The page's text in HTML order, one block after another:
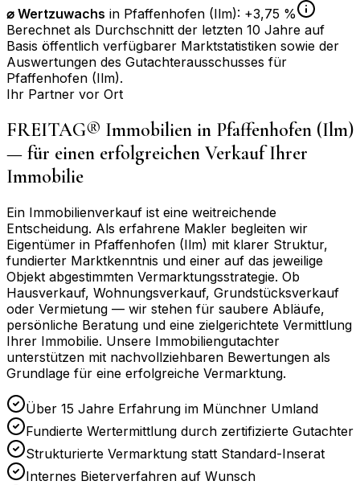
⌀ Wertzuwachs in Pfaffenhofen (Ilm): +3,75 %
Berechnet als Durchschnitt der letzten 10 Jahre auf
Basis öffentlich verfügbarer Marktstatistiken sowie der
Auswertungen des Gutachterausschusses für
Pfaffenhofen (Ilm).
Ihr Partner vor Ort
FREITAG® Immobilien in Pfaffenhofen (Ilm)
— für einen erfolgreichen Verkauf Ihrer
Immobilie
Ein Immobilienverkauf ist eine weitreichende
Entscheidung. Als erfahrene Makler begleiten wir
Eigentümer in Pfaffenhofen (Ilm) mit klarer Struktur,
fundierter Marktkenntnis und einer auf das jeweilige
Objekt abgestimmten Vermarktungsstrategie. Ob
Hausverkauf, Wohnungsverkauf, Grundstücksverkauf
oder Vermietung — wir stehen für saubere Abläufe,
persönliche Beratung und eine zielgerichtete Vermittlung
Ihrer Immobilie. Unsere Immobiliengutachter
unterstützen mit nachvollziehbaren Bewertungen als
Grundlage für eine erfolgreiche Vermarktung.
Über 15 Jahre Erfahrung im Münchner Umland
Fundierte Wertermittlung durch zertifizierte Gutachter
Strukturierte Vermarktung statt Standard-Inserat
Internes Bieterverfahren auf Wunsch